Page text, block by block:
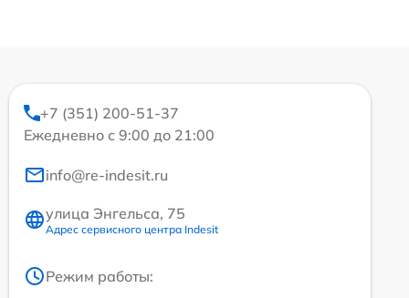
+7 (351) 200-51-37
Ежедневно с 9:00 до 21:00
info@re-indesit.ru
улица Энгельса, 75
Адрес сервисного центра Indesit
Режим работы: